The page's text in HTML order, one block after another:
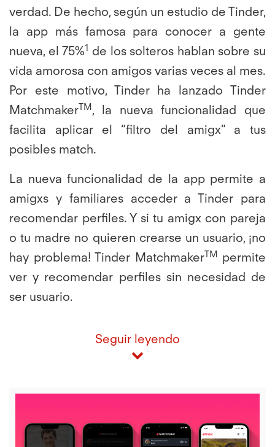
verdad. De hecho, según un estudio de Tinder,
la app más famosa para conocer a gente
nueva, el 75%1 de los solteros hablan sobre su
vida amorosa con amigos varias veces al mes.
Por este motivo, Tinder ha lanzado Tinder
MatchmakerTM, la nueva funcionalidad que
facilita aplicar el “filtro del amigx” a tus
posibles match.
La nueva funcionalidad de la app permite a
amigxs y familiares acceder a Tinder para
recomendar perfiles. Y si tu amigx con pareja
o tu madre no quieren crearse un usuario, ¡no
hay problema! Tinder MatchmakerTM permite
ver y recomendar perfiles sin necesidad de
ser usuario.
Seguir leyendo